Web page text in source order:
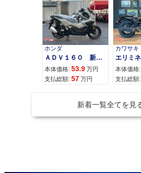
ホンダ
ＡＤＶ１６０ 新車 ２０２６年最新モデル パールスモーキーグレー スマートキー ２９Ｌメットイン ＵＳＢ Ｔｙｐｅ−Ｃ装備
本体価格: 53.9 万円
支払総額: 57 万円
カワサキ
本体価格:
支払総額:
新着一覧全てを見